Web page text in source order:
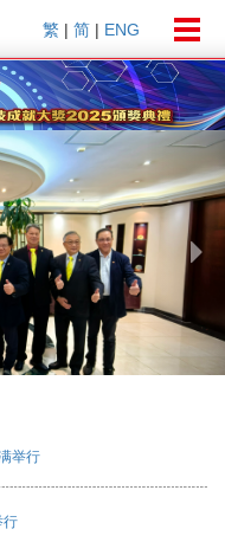
繁 | 简 | ENG
举行
行